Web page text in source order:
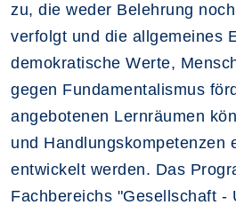
zu, die weder Belehrung
verfolgt und die allgemeines
demokratische Werte,
gegen Fundamentalismus
angebotenen Lernräumen
und Handlungskompetenzen
entwickelt werden. Das
Fachbereichs "Gesellschaft -